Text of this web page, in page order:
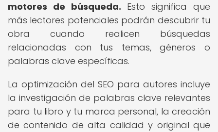
motores de búsqueda. Esto significa que
más lectores potenciales podrán descubrir tu
obra cuando realicen búsquedas
relacionadas con tus temas, géneros o
palabras clave específicas.
La optimización del SEO para autores incluye
la investigación de palabras clave relevantes
para tu libro y tu marca personal, la creación
de contenido de alta calidad y original que